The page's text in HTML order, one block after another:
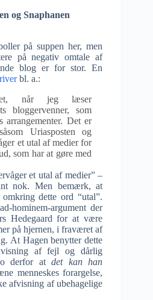
og Snaphanen
på suppen her, men
på negativ omtale af
blog er for stor. En
bl. a.:
når jeg læser
bloggervenner, som
arrangementer. Det er
Uriasposten og
et utal af medier for
som har at gøre med
et utal af medier” –
nok. Men bemærk, at
dette ord “utal”.
hominem-argument der
Hedegaard for at være
på hjernen, i fraværet af
At Hagen benytter dette
af fejl og dårlig
jo derfor atdet kan han
menneskes forargelse,
afvisning af ubehagelige